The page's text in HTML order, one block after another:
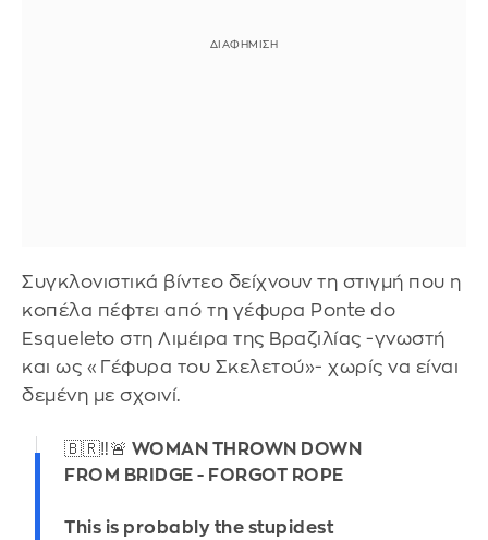
Συγκλονιστικά βίντεο δείχνουν τη στιγμή που η
κοπέλα πέφτει από τη γέφυρα Ponte do
Esqueleto στη Λιμέιρα της Βραζιλίας -γνωστή
και ως «Γέφυρα του Σκελετού»- χωρίς να είναι
δεμένη με σχοινί.
🇧🇷‼️🚨 WOMAN THROWN DOWN
FROM BRIDGE - FORGOT ROPE
This is probably the stupidest